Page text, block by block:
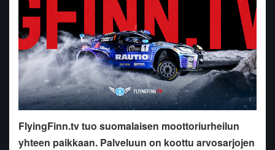
FlyingFinn.tv tuo suomalaisen moottoriurheilun
yhteen paikkaan. Palveluun on koottu arvosarjojen